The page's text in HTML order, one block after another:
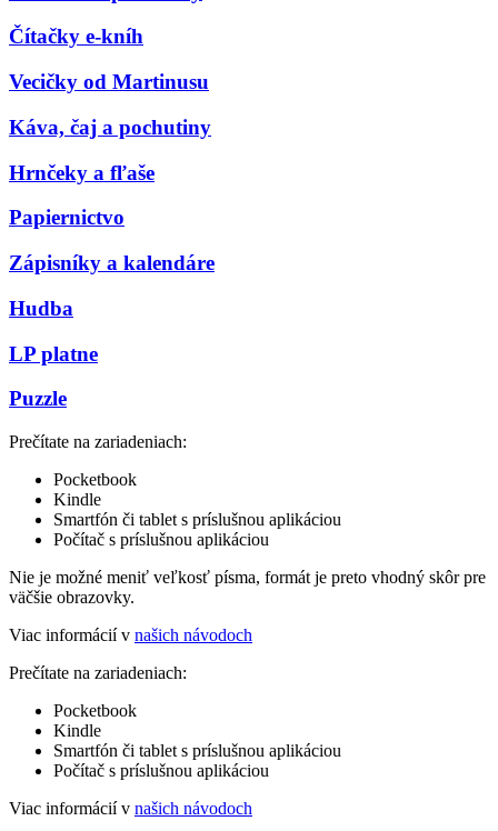
Čítačky e-kníh
Vecičky od Martinusu
Káva, čaj a pochutiny
Hrnčeky a fľaše
Papiernictvo
Zápisníky a kalendáre
Hudba
LP platne
Puzzle
Prečítate na zariadeniach:
Pocketbook
Kindle
Smartfón či tablet s príslušnou aplikáciou
Počítač s príslušnou aplikáciou
Nie je možné meniť veľkosť písma, formát je preto vhodný skôr pre
väčšie obrazovky.
Viac informácií v našich návodoch
Prečítate na zariadeniach:
Pocketbook
Kindle
Smartfón či tablet s príslušnou aplikáciou
Počítač s príslušnou aplikáciou
Viac informácií v našich návodoch